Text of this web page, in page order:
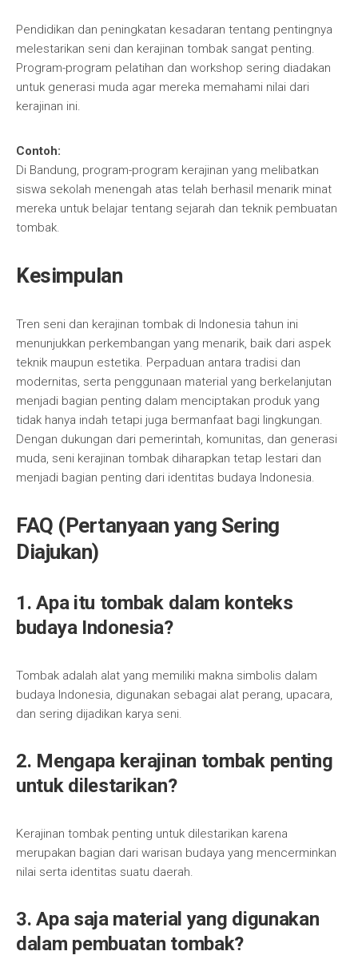
Pendidikan dan peningkatan kesadaran tentang pentingnya
melestarikan seni dan kerajinan tombak sangat penting.
Program-program pelatihan dan workshop sering diadakan
untuk generasi muda agar mereka memahami nilai dari
kerajinan ini.
Contoh:
Di Bandung, program-program kerajinan yang melibatkan
siswa sekolah menengah atas telah berhasil menarik minat
mereka untuk belajar tentang sejarah dan teknik pembuatan
tombak.
Kesimpulan
Tren seni dan kerajinan tombak di Indonesia tahun ini
menunjukkan perkembangan yang menarik, baik dari aspek
teknik maupun estetika. Perpaduan antara tradisi dan
modernitas, serta penggunaan material yang berkelanjutan
menjadi bagian penting dalam menciptakan produk yang
tidak hanya indah tetapi juga bermanfaat bagi lingkungan.
Dengan dukungan dari pemerintah, komunitas, dan generasi
muda, seni kerajinan tombak diharapkan tetap lestari dan
menjadi bagian penting dari identitas budaya Indonesia.
FAQ (Pertanyaan yang Sering
Diajukan)
1. Apa itu tombak dalam konteks
budaya Indonesia?
Tombak adalah alat yang memiliki makna simbolis dalam
budaya Indonesia, digunakan sebagai alat perang, upacara,
dan sering dijadikan karya seni.
2. Mengapa kerajinan tombak penting
untuk dilestarikan?
Kerajinan tombak penting untuk dilestarikan karena
merupakan bagian dari warisan budaya yang mencerminkan
nilai serta identitas suatu daerah.
3. Apa saja material yang digunakan
dalam pembuatan tombak?